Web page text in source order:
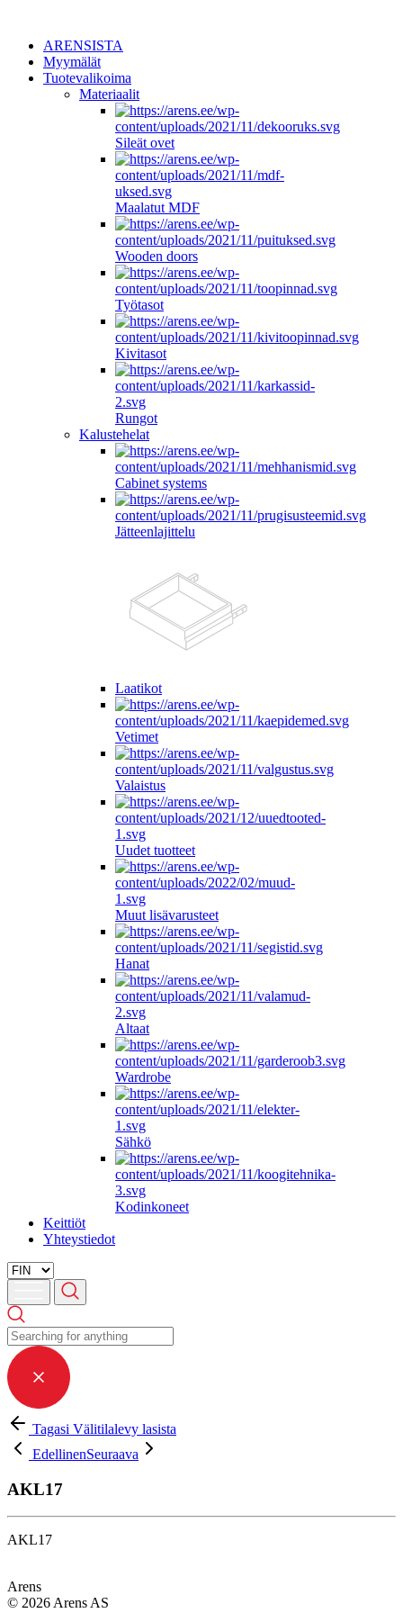
ARENSISTA
Myymälät
Tuotevalikoima
Materiaalit
Sileät ovet
Maalatut MDF
Wooden doors
Työtasot
Kivitasot
Rungot
Kalustehelat
Cabinet systems
Jätteenlajittelu
Laatikot
Vetimet
Valaistus
Uudet tuotteet
Muut lisävarusteet
Hanat
Altaat
Wardrobe
Sähkö
Kodinkoneet
Keittiöt
Yhteystiedot
Tagasi Välitilalevy lasista
EdellinenSeuraava
AKL17
AKL17
Arens
© 2026 Arens AS